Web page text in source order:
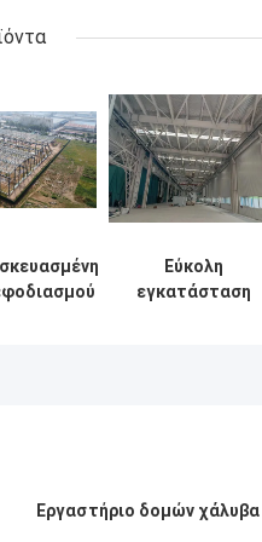
Εύκολη
εγκατάσταση
Εργαστήριο δομών χάλυβα